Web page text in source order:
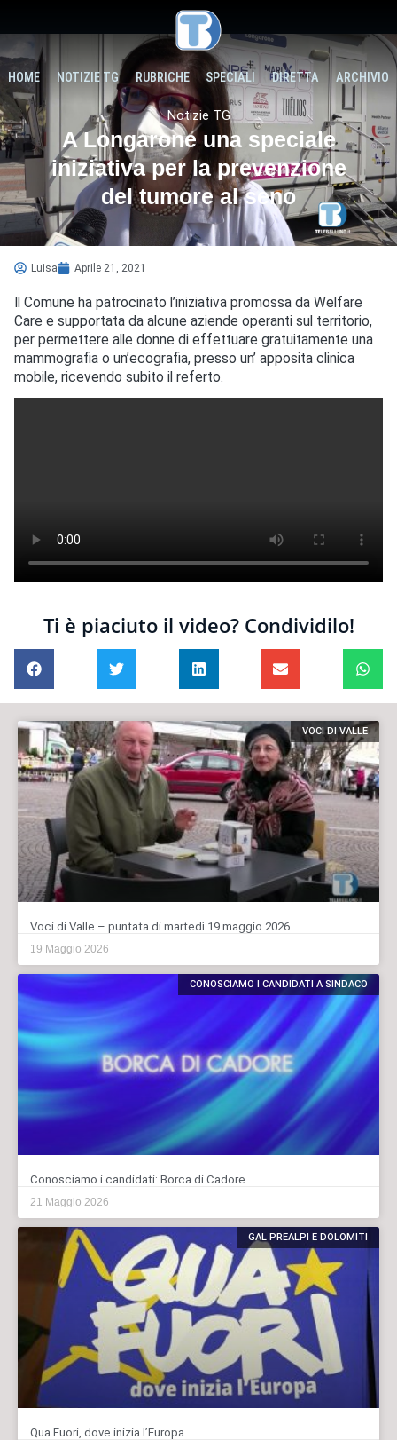
HOME NOTIZIE TG RUBRICHE SPECIALI DIRETTA ARCHIVIO
Notizie TG
A Longarone una speciale
iniziativa per la prevenzione
del tumore al seno
Luisa Aprile 21, 2021
Il Comune ha patrocinato l’iniziativa promossa da Welfare
Care e supportata da alcune aziende operanti sul territorio,
per permettere alle donne di effettuare gratuitamente una
mammografia o un’ecografia, presso un’ apposita clinica
mobile, ricevendo subito il referto.
Ti è piaciuto il video? Condividilo!
VOCI DI VALLE
Voci di Valle – puntata di martedì 19 maggio 2026
19 Maggio 2026
CONOSCIAMO I CANDIDATI A SINDACO
Conosciamo i candidati: Borca di Cadore
21 Maggio 2026
GAL PREALPI E DOLOMITI
Qua Fuori, dove inizia l’Europa